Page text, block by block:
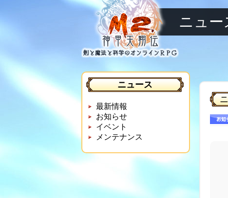
ニュー
ニュース
最新情報
お知らせ
イベント
メンテナンス